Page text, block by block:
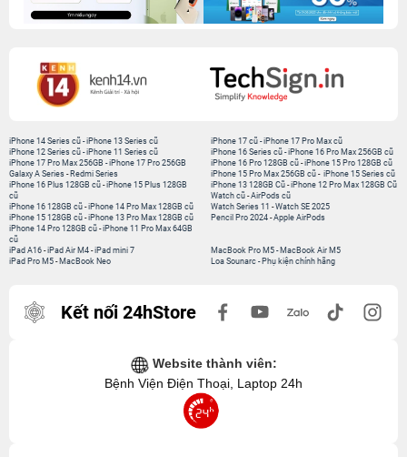
iPhone 14 Series cũ -iPhone 13 Series cũ
iPhone 12 Series cũ -iPhone 11 Series cũ
iPhone 17 Pro Max 256GB -iPhone 17 Pro 256GB
Galaxy A Series - Redmi Series
iPhone 17 cũ-iPhone 17 Pro Max cũ
iPhone 16 Series cũ- iPhone 16 Pro Max 256GB cũ
iPhone 16 Pro 128GB cũ-iPhone 15 Pro 128GB cũ
iPhone 15 Pro Max 256GB cũ- iPhone 15 Series cũ
iPhone 16 Plus 128GB cũ -iPhone 15 Plus 128GB
cũ
iPhone 16 128GB cũ -iPhone 14 Pro Max 128GB cũ
iPhone 15 128GB cũ -iPhone 13 Pro Max 128GB cũ
iPhone 14 Pro 128GB cũ -iPhone 11 Pro Max 64GB
cũ
iPhone 13 128GB Cũ-iPhone 12 Pro Max 128GB Cũ
Watch cũ-AirPods cũ
Watch Series 11 -Watch SE 2025
Pencil Pro 2024-Apple AirPods
iPad A16 -iPad Air M4 -iPad mini 7
iPad Pro M5 - MacBook Neo
MacBook Pro M5- MacBook Air M5
Loa Sounarc- Phụ kiện chính hãng
Kết nối 24hStore
Website thành viên:
Bệnh Viện Điện Thoại, Laptop 24h